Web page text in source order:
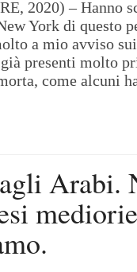
2020) – Hanno
York di questo
a mio avviso
presenti molto
come alcuni
Arabi.